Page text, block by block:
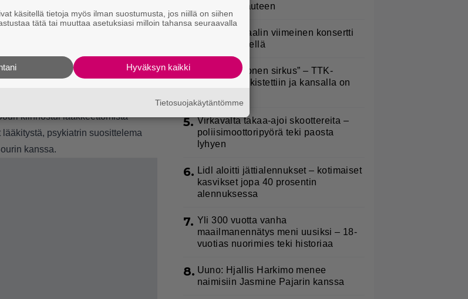
korkeintaan pari lasillista
kiinnostui lääkkeettömistä
psykiatrin suosittelema
kanssa.
kansansairauteen
Eppu Normaalin viimeinen konsertti
esitetään Ylellä
4.
”Että semmonen sirkus” – TTK-
kilpailijat julkistettiin ja kansalla on
5. Virkavalta takaa-ajoi skoottereita –
poliisimoottoripyörä teki paosta
lyhyen
6. Lidl aloitti jättialennukset – kotimaiset
kasvikset jopa 40 prosentin
alennuksessa
7. Yli 300 vuotta vanha
maailmanennätys meni uusiksi – 18-
vuotias nuorimies teki historiaa
8. Uuno: Hjallis Harkimo menee
naimisiin Jasmine Pajarin kanssa
käsitellä tietoja myös ilman suostumusta, jos niillä on siihen
tätä tai muuttaa asetuksiasi milloin tahansa seuraavalla
Hyväksyn kaikki
Tietosuojakäytäntömme